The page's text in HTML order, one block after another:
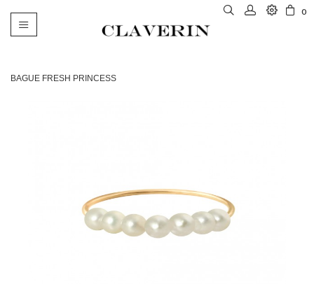
0
Basculer
BAGUE FRESH PRINCESS